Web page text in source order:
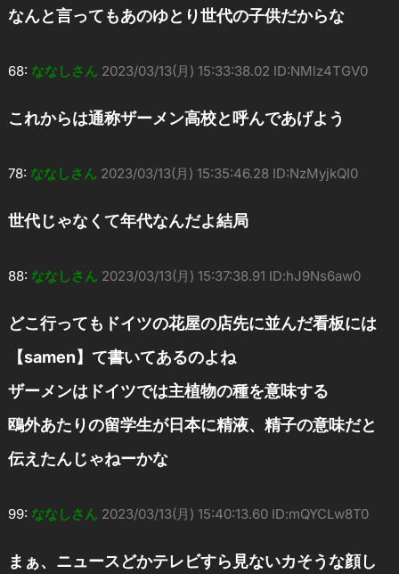
なんと言ってもあのゆとり世代の子供だからな
68: ななしさん 2023/03/13(月) 15:33:38.02 ID:NMlz4TGV0
これからは通称ザーメン高校と呼んであげよう
78: ななしさん 2023/03/13(月) 15:35:46.28 ID:NzMyjkQI0
世代じゃなくて年代なんだよ結局
88: ななしさん 2023/03/13(月) 15:37:38.91 ID:hJ9Ns6aw0
どこ行ってもドイツの花屋の店先に並んだ看板には
【samen】て書いてあるのよね
ザーメンはドイツでは主植物の種を意味する
鴎外あたりの留学生が日本に精液、精子の意味だと
伝えたんじゃねーかな
99: ななしさん 2023/03/13(月) 15:40:13.60 ID:mQYCLw8T0
まぁ、ニュースどかテレビすら見ないカそうな顔し